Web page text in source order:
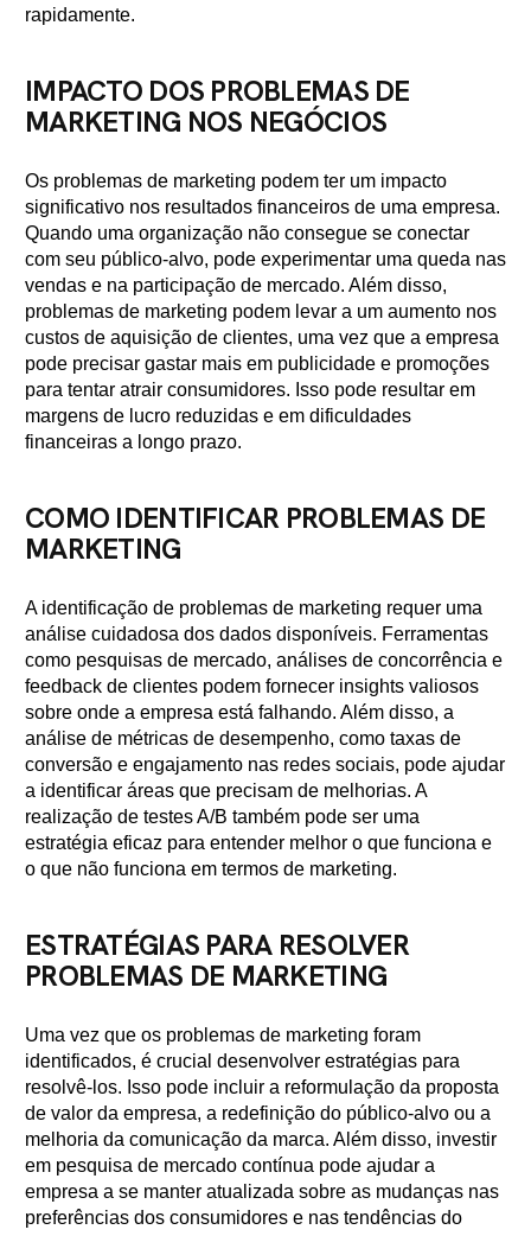
rapidamente.
IMPACTO DOS PROBLEMAS DE
MARKETING NOS NEGÓCIOS
Os problemas de marketing podem ter um impacto
significativo nos resultados financeiros de uma empresa.
Quando uma organização não consegue se conectar
com seu público-alvo, pode experimentar uma queda nas
vendas e na participação de mercado. Além disso,
problemas de marketing podem levar a um aumento nos
custos de aquisição de clientes, uma vez que a empresa
pode precisar gastar mais em publicidade e promoções
para tentar atrair consumidores. Isso pode resultar em
margens de lucro reduzidas e em dificuldades
financeiras a longo prazo.
COMO IDENTIFICAR PROBLEMAS DE
MARKETING
A identificação de problemas de marketing requer uma
análise cuidadosa dos dados disponíveis. Ferramentas
como pesquisas de mercado, análises de concorrência e
feedback de clientes podem fornecer insights valiosos
sobre onde a empresa está falhando. Além disso, a
análise de métricas de desempenho, como taxas de
conversão e engajamento nas redes sociais, pode ajudar
a identificar áreas que precisam de melhorias. A
realização de testes A/B também pode ser uma
estratégia eficaz para entender melhor o que funciona e
o que não funciona em termos de marketing.
ESTRATÉGIAS PARA RESOLVER
PROBLEMAS DE MARKETING
Uma vez que os problemas de marketing foram
identificados, é crucial desenvolver estratégias para
resolvê-los. Isso pode incluir a reformulação da proposta
de valor da empresa, a redefinição do público-alvo ou a
melhoria da comunicação da marca. Além disso, investir
em pesquisa de mercado contínua pode ajudar a
empresa a se manter atualizada sobre as mudanças nas
preferências dos consumidores e nas tendências do